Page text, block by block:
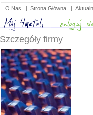
O Nas | Strona Główna |
Szczegóły firmy